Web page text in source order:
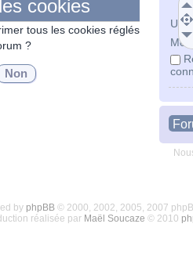
Mot
cookies
tous les cookies réglés
?
by phpBB© 2000, 2002, 2005, 2007
réalisée par Maël Soucaze © 2010